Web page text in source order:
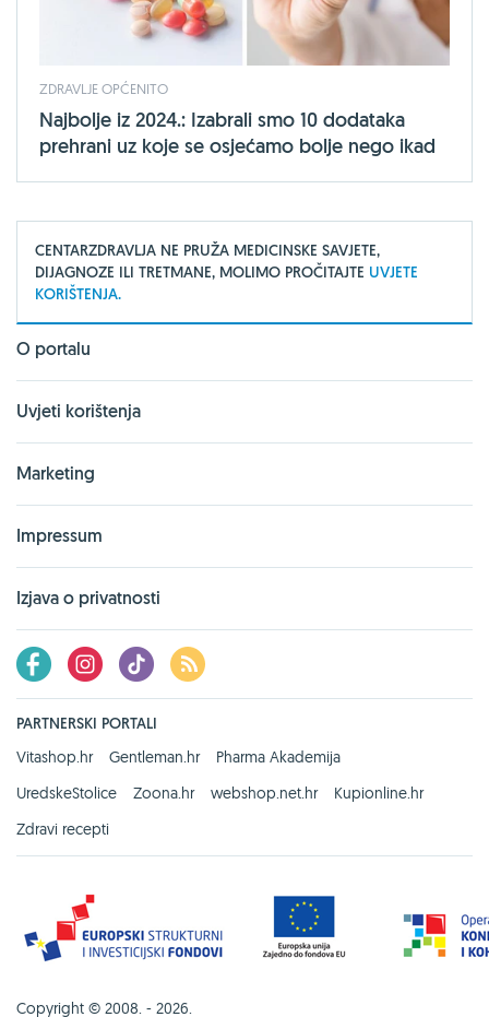
ZDRAVLJE OPĆENITO
Najbolje iz 2024.: Izabrali smo 10 dodataka
prehrani uz koje se osjećamo bolje nego ikad
CENTARZDRAVLJA NE PRUŽA MEDICINSKE SAVJETE,
DIJAGNOZE ILI TRETMANE, MOLIMO PROČITAJTE UVJETE
KORIŠTENJA.
O portalu
Uvjeti korištenja
Marketing
Impressum
Izjava o privatnosti
PARTNERSKI PORTALI
Vitashop.hr
Gentleman.hr
Pharma Akademija
UredskeStolice
Zoona.hr webshop.net.hr
Kupionline.hr
Zdravi recepti
Copyright © 2008. - 2026.